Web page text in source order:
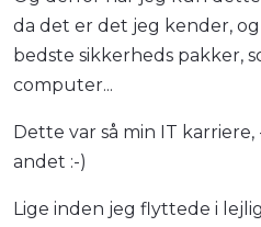
da det er det jeg kender,
bedste sikkerheds pakker,
computer...
Dette var så min IT
andet :-)
Lige inden jeg flyttede i